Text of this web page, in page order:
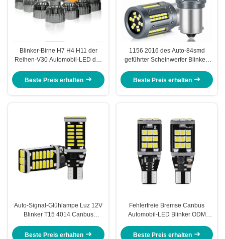
Blinker-Birne H7 H4 H11 der
Reihen-V30 Automobil-LED des
Beste Preis erhalten
1156 2016 des Auto-84smd
geführter Scheinwerfer Blinker-
Beste Preis erhalten
Auto-Signal-Glühlampe Luz 12V
Blinker T15 4014 Canbus
Beste Preis erhalten
Fehlerfreie Bremse Canbus
Automobil-LED Blinker ODM
Beste Preis erhalten